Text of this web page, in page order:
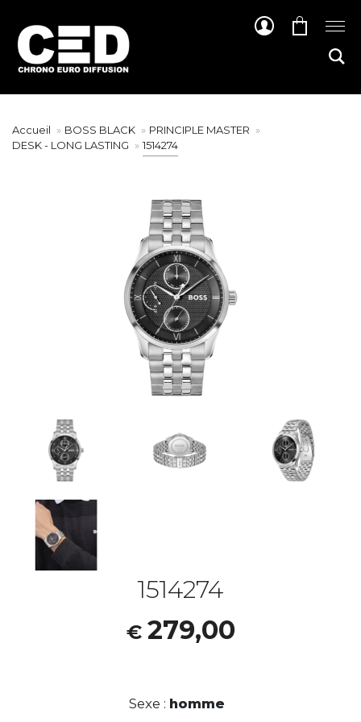
Accueil BOSS BLACK
PRINCIPLE MASTER
DESK - LONG LASTING
1514274
1514274
€ 279,00
Sexe : homme